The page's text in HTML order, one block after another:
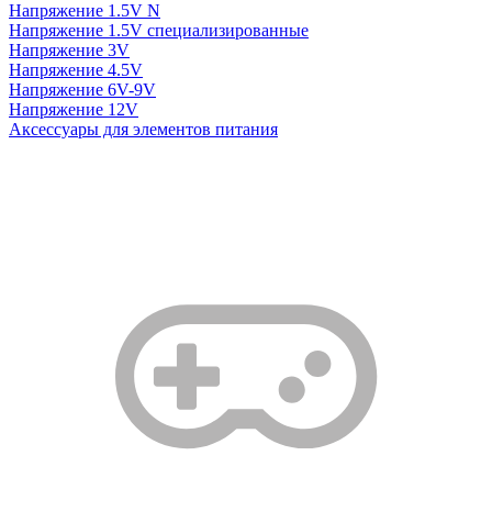
Напряжение 1.5V N
Напряжение 1.5V специализированные
Напряжение 3V
Напряжение 4.5V
Напряжение 6V-9V
Напряжение 12V
Аксессуары для элементов питания